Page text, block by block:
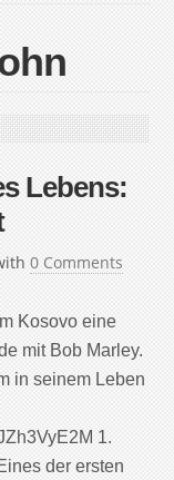
Lebens:
0 Comments
Kosovo eine
mit Bob Marley.
in seinem Leben
1.
der ersten